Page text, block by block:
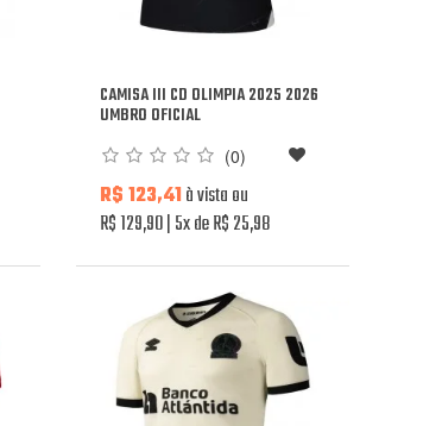
CAMISA III CD OLIMPIA 2025 2026
UMBRO OFICIAL
(0)
R$ 123,41à vista ou
R$ 129,90 5x de R$ 25,98